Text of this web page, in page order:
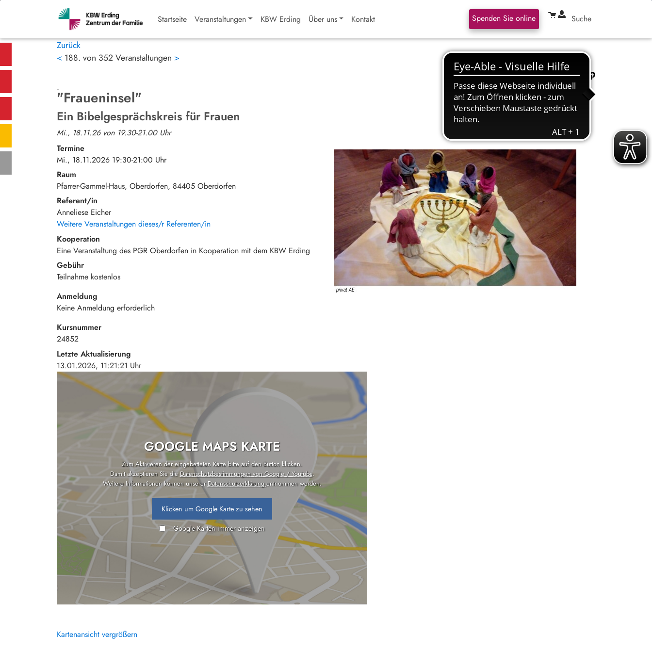
Startseite Veranstaltungen KBW Erding Über uns Kontakt Spenden Sie online Suche
Zurück
< 188. von 352 Veranstaltungen >
"Fraueninsel"
Ein Bibelgesprächskreis für Frauen
Mi., 18.11.26 von 19.30-21.00 Uhr
Termine
Mi., 18.11.2026 19:30-21:00 Uhr
Raum
Pfarrer-Gammel-Haus, Oberdorfen 84405 Oberdorfen
Referent/in
Anneliese Eicher
Weitere Veranstaltungen dieses/r Referenten/in
Kooperation
Eine Veranstaltung des PGR Oberdorfen in Kooperation mit dem KBW Erding
Gebühr
Teilnahme kostenlos
Anmeldung
Keine Anmeldung erforderlich
Kursnummer
24852
Letzte Aktualisierung
13.01.2026, 11:21:21 Uhr
GOOGLE MAPS KARTE
Zum Aktivieren der eingebetteten Karte bitte auf den Button klicken.
Damit akzeptieren Sie dieDatenschutzbestimmungen von Google / Youtube.
Weitere Informationen können unsererDatenschutzerklärungentnommen werden.
Klicken um Google Karte zu sehen
Google Karten immer anzeigen
Kartenansicht vergrößern